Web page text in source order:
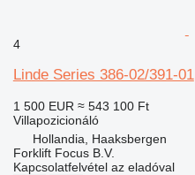
4
Linde Series 386-02/391-01
1 500 EUR ≈ 543 100 Ft
Villapozicionáló
Hollandia, Haaksbergen
Forklift Focus B.V.
Kapcsolatfelvétel az eladóval